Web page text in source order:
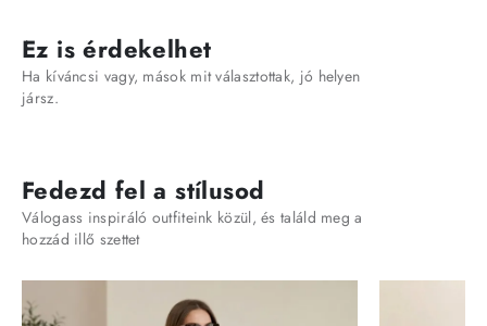
Ez is érdekelhet
Ha kíváncsi vagy, mások mit választottak, jó helyen
jársz.
Fedezd fel a stílusod
Válogass inspiráló outfiteink közül, és találd meg a
hozzád illő szettet